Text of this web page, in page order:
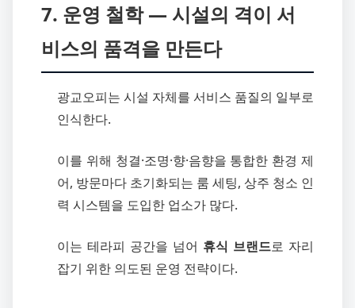
7. 운영 철학 ― 시설의 격이 서
비스의 품격을 만든다
광교오피는 시설 자체를 서비스 품질의 일부로
인식한다.
이를 위해 청결·조명·향·음향을 통합한 환경 제
어, 방문마다 초기화되는 룸 세팅, 상주 청소 인
력 시스템을 도입한 업소가 많다.
이는 테라피 공간을 넘어 휴식 브랜드로 자리
잡기 위한 의도된 운영 전략이다.